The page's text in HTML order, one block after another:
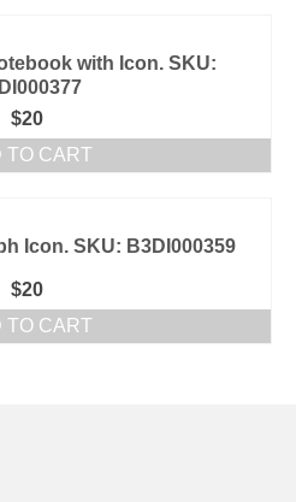
with Icon. SKU:
$20
TO CART
Icon. SKU: B3DI000359
$20
TO CART